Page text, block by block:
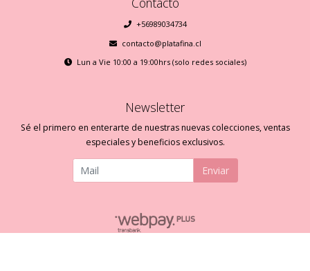
+56989034734
contacto@platafina.cl
Lun a Vie 10:00 a 19:00hrs (solo redes sociales)
Newsletter
Sé el primero en enterarte de nuestras nuevas colecciones, ventas
especiales y beneficios exclusivos.
Enviar